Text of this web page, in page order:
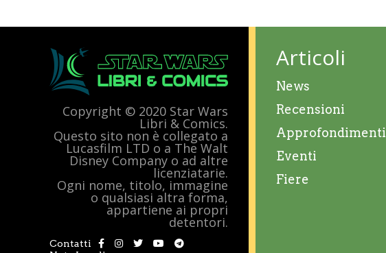
Copyright © 2020 Star Wars
Libri & Comics.
Questo sito non è collegato a
Lucasfilm LTD o a The Walt
Disney Company o ad altre
licenziatarie.
Ogni nome, titolo, immagine
o qualsiasi altra forma,
appartiene ai propri
detentori.
Contatti
Articoli
News
Recensioni
Approfondimenti
Eventi
Fiere